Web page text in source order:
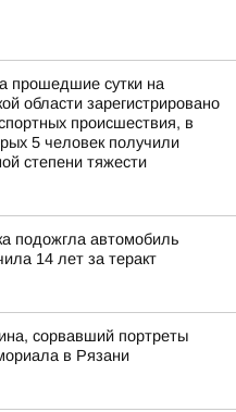
прошедшие сутки на
области зарегистрировано
происшествия, в
5 человек получили
степени тяжести
подожгла автомобиль
14 лет за теракт
сорвавший портреты
в Рязани